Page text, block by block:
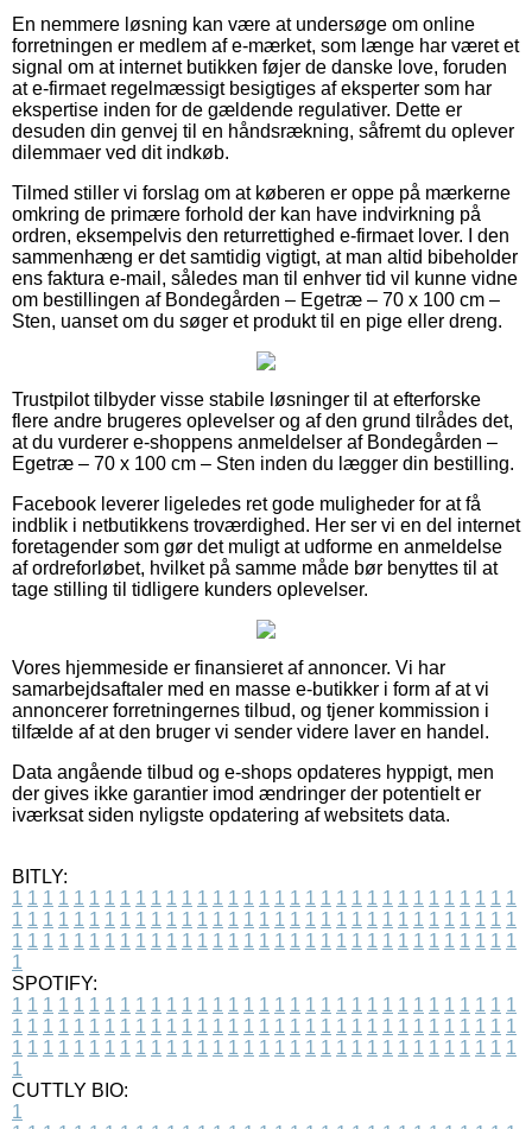
En nemmere løsning kan være at undersøge om online
forretningen er medlem af e-mærket, som længe har været et
signal om at internet butikken føjer de danske love, foruden
at e-firmaet regelmæssigt besigtiges af eksperter som har
ekspertise inden for de gældende regulativer. Dette er
desuden din genvej til en håndsrækning, såfremt du oplever
dilemmaer ved dit indkøb.
Tilmed stiller vi forslag om at køberen er oppe på mærkerne
omkring de primære forhold der kan have indvirkning på
ordren, eksempelvis den returrettighed e-firmaet lover. I den
sammenhæng er det samtidig vigtigt, at man altid bibeholder
ens faktura e-mail, således man til enhver tid vil kunne vidne
om bestillingen af Bondegården – Egetræ – 70 x 100 cm –
Sten, uanset om du søger et produkt til en pige eller dreng.
Trustpilot tilbyder visse stabile løsninger til at efterforske
flere andre brugeres oplevelser og af den grund tilrådes det,
at du vurderer e-shoppens anmeldelser af Bondegården –
Egetræ – 70 x 100 cm – Sten inden du lægger din bestilling.
Facebook leverer ligeledes ret gode muligheder for at få
indblik i netbutikkens troværdighed. Her ser vi en del internet
foretagender som gør det muligt at udforme en anmeldelse
af ordreforløbet, hvilket på samme måde bør benyttes til at
tage stilling til tidligere kunders oplevelser.
Vores hjemmeside er finansieret af annoncer. Vi har
samarbejdsaftaler med en masse e-butikker i form af at vi
annoncerer forretningernes tilbud, og tjener kommission i
tilfælde af at den bruger vi sender videre laver en handel.
Data angående tilbud og e-shops opdateres hyppigt, men
der gives ikke garantier imod ændringer der potentielt er
iværksat siden nyligste opdatering af websitets data.
BITLY:
1 1 1 1 1 1 1 1 1 1 1 1 1 1 1 1 1 1 1 1 1 1 1 1 1 1 1 1 1 1 1 1 1
1 1 1 1 1 1 1 1 1 1 1 1 1 1 1 1 1 1 1 1 1 1 1 1 1 1 1 1 1 1 1 1 1
1 1 1 1 1 1 1 1 1 1 1 1 1 1 1 1 1 1 1 1 1 1 1 1 1 1 1 1 1 1 1 1 1
1
SPOTIFY:
1 1 1 1 1 1 1 1 1 1 1 1 1 1 1 1 1 1 1 1 1 1 1 1 1 1 1 1 1 1 1 1 1
1 1 1 1 1 1 1 1 1 1 1 1 1 1 1 1 1 1 1 1 1 1 1 1 1 1 1 1 1 1 1 1 1
1 1 1 1 1 1 1 1 1 1 1 1 1 1 1 1 1 1 1 1 1 1 1 1 1 1 1 1 1 1 1 1 1
1
CUTTLY BIO:
1